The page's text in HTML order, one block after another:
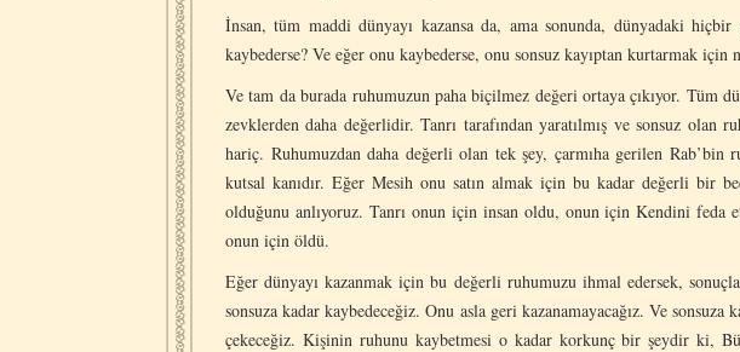
İnsan, tüm maddi dünyayı kazansa da, ama sonunda, dünyadaki hiçbir
kaybederse? Ve eğer onu kaybederse, onu sonsuz kayıptan kurtarmak
Ve tam da burada ruhumuzun paha biçilmez değeri ortaya çıkıyor. Tüm
zevklerden daha değerlidir. Tanrı tarafından yaratılmış ve sonsuz olan
hariç. Ruhumuzdan daha değerli olan tek şey, çarmıha gerilen Rab’bin
kutsal kanıdır. Eğer Mesih onu satın almak için bu kadar değerli bir
olduğunu anlıyoruz. Tanrı onun için insan oldu, onun için Kendini feda
onun için öldü.
Eğer dünyayı kazanmak için bu değerli ruhumuzu ihmal edersek,
sonsuza kadar kaybedeceğiz. Onu asla geri kazanamayacağız. Ve sonsuza
çekeceğiz. Kişinin ruhunu kaybetmesi o kadar korkunç bir şeydir ki,